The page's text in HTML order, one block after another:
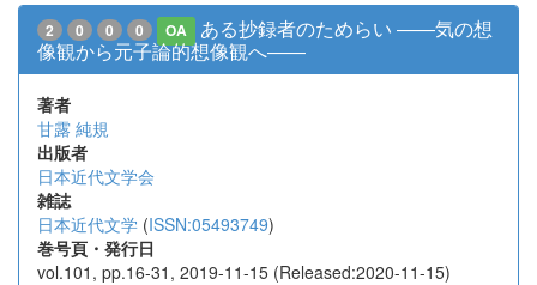
2 0 0 0 OA
ある抄録者のためらい ――気の想
像観から元子論的想像観へ――
著者
甘露 純規
出版者
日本近代文学会
雑誌
日本近代文学 (ISSN:05493749)
巻号頁・発行日
vol.101, pp.16-31, 2019-11-15 (Released:2020-11-15)